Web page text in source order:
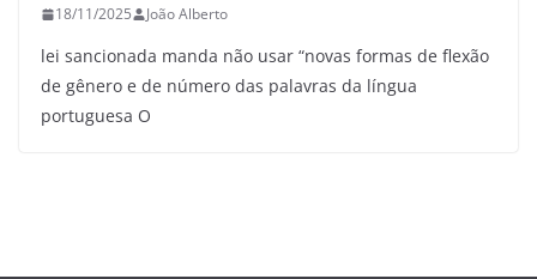
18/11/2025 João Alberto
lei sancionada manda não usar “novas formas de flexão
de gênero e de número das palavras da língua
portuguesa O